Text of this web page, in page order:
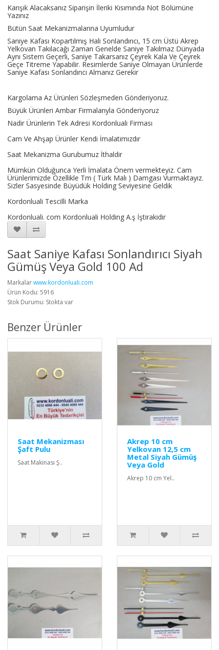
Karışık Alacaksanız Siparişin İleriki Kısımında Not Bölümüne
Yazınız
Bütün Saat Mekanizmalarına Uyumludur
Saniye Kafası Kopartılmış Hali Sonlandırıcı, 15 cm Üstü Akrep
Yelkovan Takılacağı Zaman Genelde Saniye Takılmaz Dünyada
Aynı Sistem Geçerli, Saniye Takarsanız Çeyrek Kala Ve Çeyrek
Geçe Titreme Yapabilir. Resimlerde Saniye Olmayan Ürünlerde
Saniye Kafası Sonlandırıcı Almanız Gerekir
Kargolama Az Ürünleri Sözleşmeden Gönderiyoruz.
Büyük Ürünleri Ambar Firmalarıyla Gönderiyoruz
Nadir Ürünlerin Tek Adresi Kordonluali Firması
Cam Ve Ahşap Ürünler Kendi İmalatımızdır
Saat Mekanizma Gurubumuz İthaldir
Mümkün Olduğunca Yerli İmalata Önem vermekteyiz. Cam
Ürünlerimizde Özellikle Tm ( Türk Malı ) Damgası Vurmaktayız.
Sizler Sasyesinde Büyüdük Holding Seviyesine Geldik
Kordonluali Tescilli Marka
Kordonluali. com Kordonluali Holding A.ş İştirakidir
Saat Saniye Kafası Sonlandırıcı Siyah
Gümüş Veya Gold 100 Ad
Markalarwww.kordonluali.com
Ürün Kodu: 5916
Stok Durumu: Stokta var
Benzer Ürünler
Saat Mekanizması
Şaft Pulu
Saat Makinası Ş..
Akrep 10 cm
Yelkovan 12,5 cm
Metal Siyah Gümüş
Veya Gold
Akrep 10 cm Yel..